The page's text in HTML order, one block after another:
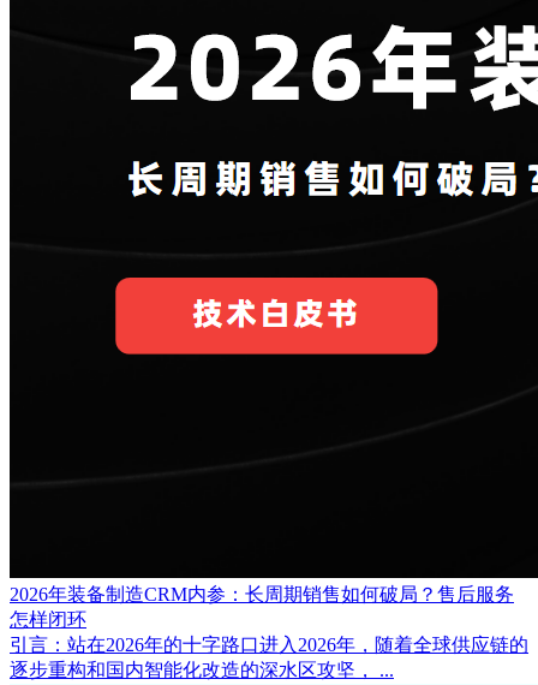
2026年装备制造CRM内参：长周期销售如何破局？售后服务
怎样闭环
引言：站在2026年的十字路口进入2026年，随着全球供应链的
逐步重构和国内智能化改造的深水区攻坚， ...